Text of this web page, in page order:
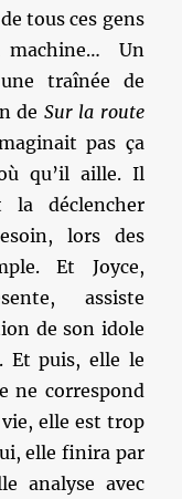
tous ces gens
machine… Un
traînée de
de Sur la route
pas ça
qu’il aille. Il
la déclencher
lors des
Et Joyce,
assiste
de son idole
Et puis, elle le
ne correspond
vie, elle est trop
elle finira par
analyse avec